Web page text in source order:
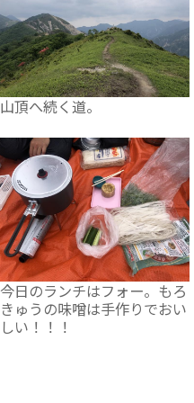
山頂へ続く道。
今日のランチはフォー。もろ
きゅうの味噌は手作りでおい
しい！！！